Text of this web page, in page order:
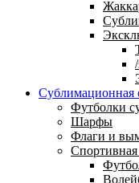
Сублимационная
Футболки
Шарфы
Флаги и